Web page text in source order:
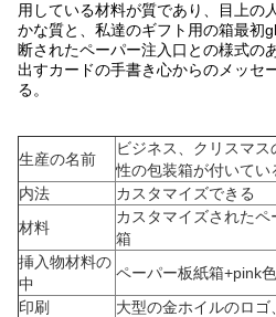
用している材料が質であり、目上の
かな質と、私達のギフト用の箱最初
断されたペーパー注入口との様式の
出すカードの手書き心からのメッセ
る。
生産の名前
ビジネス、クリスマ
性の包装箱が付いて
内法
カスタマイズできる
材料
カスタマイズされた
箱
挿入物材料の
中
ペーパー板紙箱+pink
印刷
大型の金ホイルのロゴ